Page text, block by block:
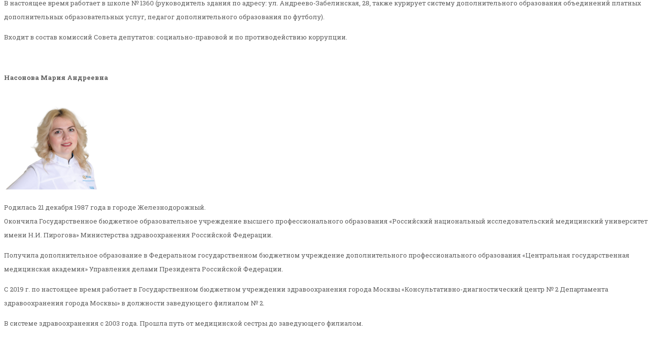
В настоящее время работает в школе № 1360 (руководитель здания по адресу: ул. Андреево-Забелинская, 28, также курирует систему дополнительного образования объединений платных
дополнительных образовательных услуг, педагог дополнительного образования по футболу).
Входит в состав комиссий Совета депутатов: социально-правовой и по противодействию коррупции.
Насонова Мария Андреевна
Родилась 21 декабря 1987 года в городе Железнодорожный.
Окончила Государственное бюджетное образовательное учреждение высшего профессионального образования «Российский национальный исследовательский медицинский университет
имени Н.И. Пирогова» Министерства здравоохранения Российской Федерации.
Получила дополнительное образование в Федеральном государственном бюджетном учреждение дополнительного профессионального образования «Центральная государственная
медицинская академия» Управления делами Президента Российской Федерации.
С 2019 г. по настоящее время работает в Государственном бюджетном учреждении здравоохранения города Москвы «Консультативно-диагностический центр № 2 Департамента
здравоохранения города Москвы» в должности заведующего филиалом № 2.
В системе здравоохранения с 2003 года. Прошла путь от медицинской сестры до заведующего филиалом.